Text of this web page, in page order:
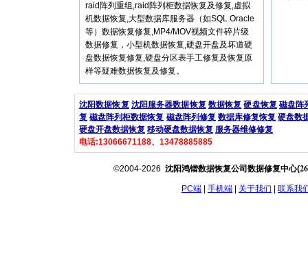
raid阵列重组,raid阵列柜数据恢复及修复,虚拟
机数据恢复,大型数据库服务器（如SQL Oracle
等）数据恢复修复,MP4/MOV视频文件碎片级
数据修复，小型机数据恢复,硬盘开盘及坏道硬
盘数据恢复修复,硬盘分区表手工修复及恢复原
样等疑难数据恢复及修复。
沈阳数据恢复 沈阳服务器数据恢复 数据恢复 硬盘恢复 磁盘阵
复 磁盘阵列柜数据恢复 磁盘阵列修复 数据库修复恢复 硬盘数
硬盘开盘数据恢复 移动硬盘数据恢复 服务器维修修复
电话:13066671188、13478885885
©2004-2026 沈阳鸿锴数据恢复公司数据修复中心(
PC端 手机端 关于我们 联系我